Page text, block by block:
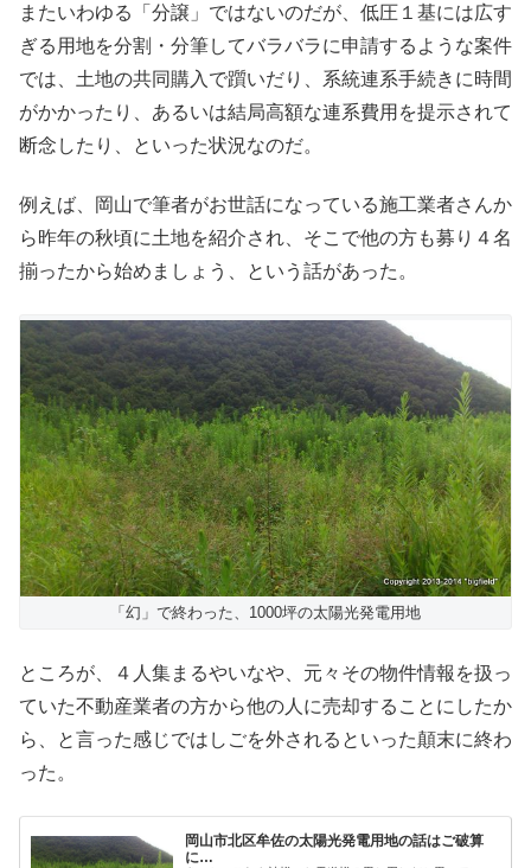
またいわゆる「分譲」ではないのだが、低圧１基には広す
ぎる用地を分割・分筆してバラバラに申請するような案件
では、土地の共同購入で躓いだり、系統連系手続きに時間
がかかったり、あるいは結局高額な連系費用を提示されて
断念したり、といった状況なのだ。
例えば、岡山で筆者がお世話になっている施工業者さんか
ら昨年の秋頃に土地を紹介され、そこで他の方も募り４名
揃ったから始めましょう、という話があった。
「幻」で終わった、1000坪の太陽光発電用地
ところが、４人集まるやいなや、元々その物件情報を扱っ
ていた不動産業者の方から他の人に売却することにしたか
ら、と言った感じではしごを外されるといった顛末に終わ
った。
岡山市北区牟佐の太陽光発電用地の話はご破算
に…